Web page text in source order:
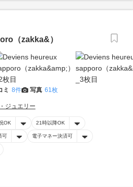
（zakka&）
ミ 8件 写真 61枚
ジュエリー
OK 21時以降OK
可 電子マネー決済可